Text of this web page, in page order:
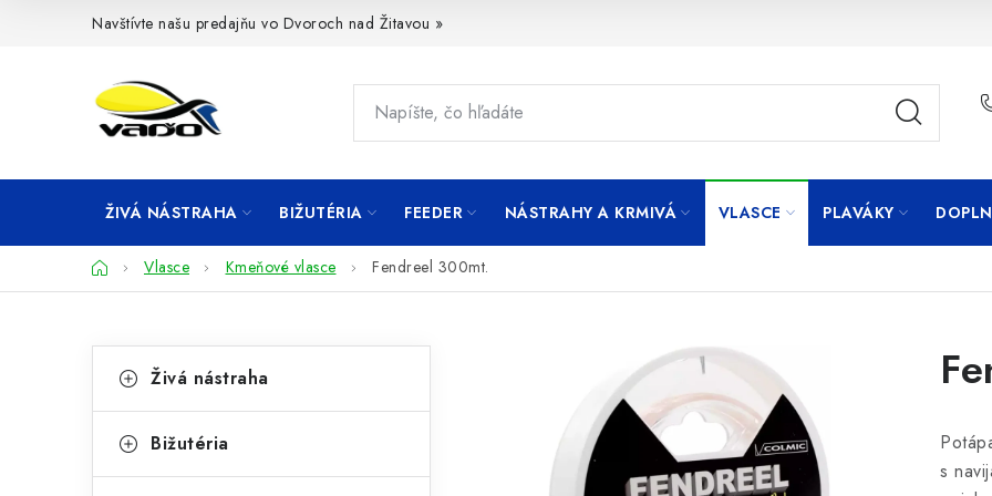
Navštívte našu predajňu vo Dvoroch nad Žitavou »
ŽIVÁ NÁSTRAHA BIŽUTÉRIA FEEDER NÁSTRAHY A KRMIVÁ VLASCE PLAVÁKY
DomovVlasce Kmeňové vlasce Fendreel 300mt.
okategórie
a
e
Živá nástraha
Bižutéria
s